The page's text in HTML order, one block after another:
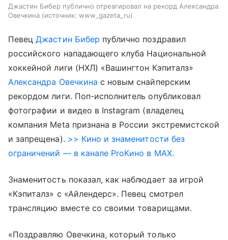
Джастин Бибер публично отреагировал на рекорд Александра
Овечкина
источник: www_gazeta_ru
ПевецДжастин Бибер публично поздравил
российского нападающего клуба Национальной
хоккейной лиги (НХЛ) «Вашингтон Кэпиталз»
Александра Овечкина с новым снайперским
рекордом лиги. Поп-исполнитель опубликовал
фотографии и видео в Instagram (владелец
компания Meta признана в России экстремистской
и запрещена). >> Кино и знаменитости без
ограничений — в канале ProКино в MAX.
Знаменитость показал, как наблюдает за игрой
«Кэпиталз» с «Айлендерс». Певец смотрел
трансляцию вместе со своими товарищами.
«Поздравляю Овечкина, который только